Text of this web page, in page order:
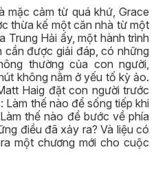
mặc cảm từ quá khứ, Grace
thừa kế một căn nhà từ một
Hải ấy, một hành trình
cần được giải đáp, có những
thường của con người,
không nằm ở yếu tố kỳ ảo.
Haig đặt con người trước
thế nào để sống tiếp khi
thế nào để bước về phía
điều đã xảy ra? Và liệu có
một chương mới cho cuộc